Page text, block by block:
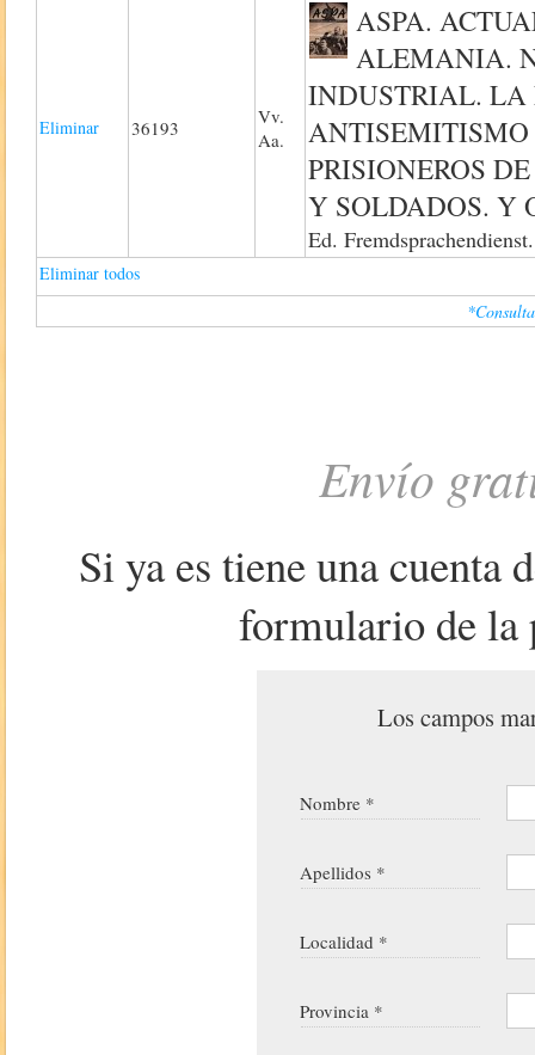
Eliminar 36193
Vv.
Aa.
ASPA.
ALEMANIA.
INDUSTRIAL.
PRISIONEROS
Y SOLDADOS. Y
Ed.
Eliminar todos
Envío
Si ya es tiene una cuenta
formulario de la
Los campos
Nombre *
Apellidos *
Localidad *
Provincia *